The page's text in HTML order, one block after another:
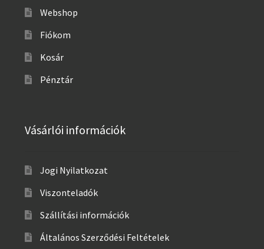
Webshop
Fiókom
Kosár
Pénztár
Vásárlói információk
Jogi Nyilatkozat
Viszonteladók
Szállítási információk
Általános Szerződési Feltételek